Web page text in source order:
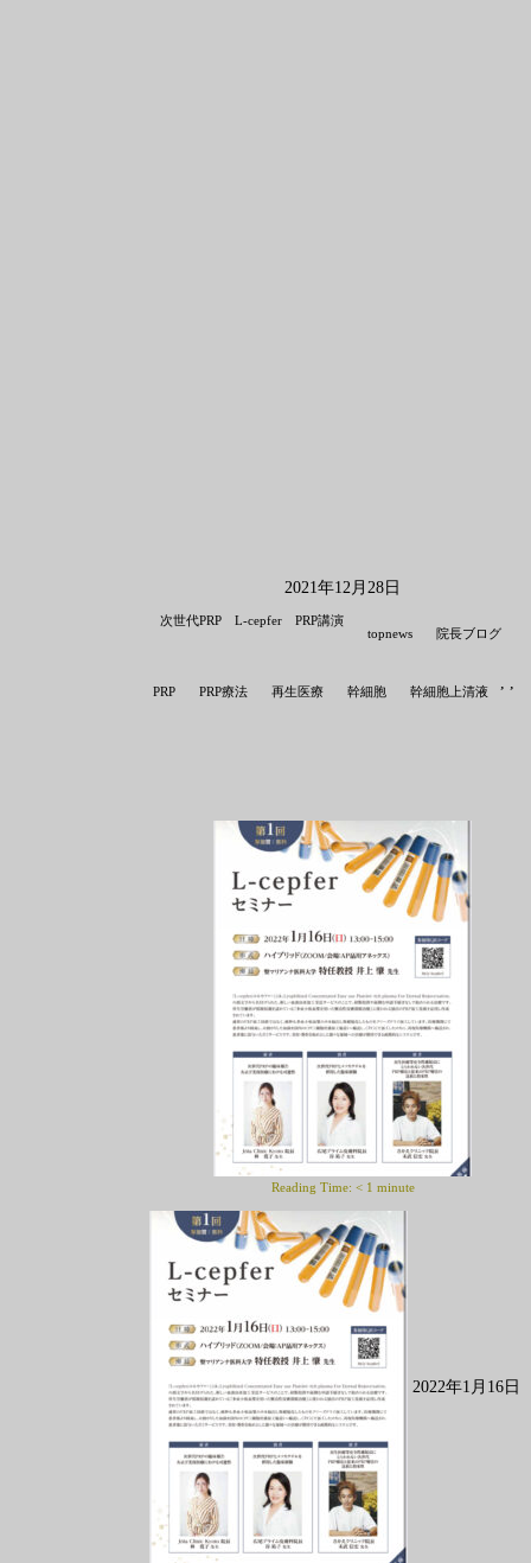
2021年12月28日
次世代PRP L-cepfer PRP講演
topnews
院長ブログ
PRP ,
PRP療法 ,
再生医療 幹細胞 幹細胞上清液
Reading Time: < 1 minute
2022年1月16日